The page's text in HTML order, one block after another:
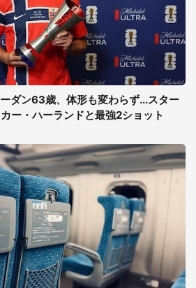
ダン63歳、体形も変わらず...スター
ー・ハーランドと最強2ショット